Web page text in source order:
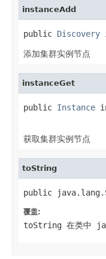
instanceAdd
public Discovery
添加集群实例节点
instanceGet
public Instance
获取集群实例节点
toString
public
覆盖:
toString 在类中